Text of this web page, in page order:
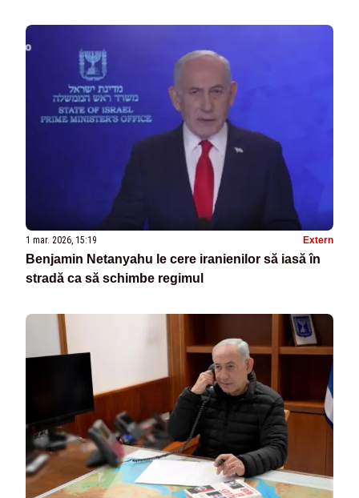
1 mar. 2026, 15:19 Extern
Benjamin Netanyahu le cere iranienilor să iasă în
stradă ca să schimbe regimul